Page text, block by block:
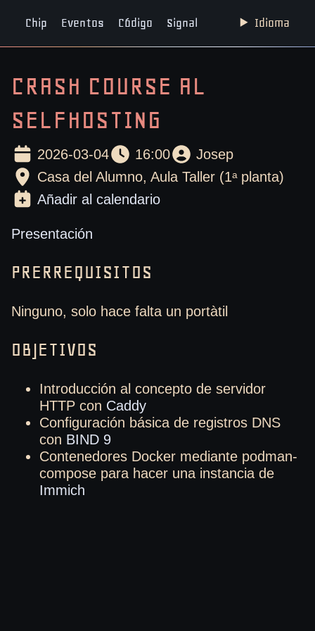
Chip Eventos Código Signal Idioma
CRASH COURSE AL
SELFHOSTING
2026-03-04 16:00
Josep
Casa del Alumno, Aula Taller (1ᵃ planta)
Añadir al calendario
Presentación
PRERREQUISITOS
Ninguno, solo hace falta un portàtil
OBJETIVOS
Introducción al concepto de servidor
HTTP con Caddy
Configuración básica de registros DNS
con BIND 9
Contenedores Docker mediante podman-
compose para hacer una instancia de
Immich